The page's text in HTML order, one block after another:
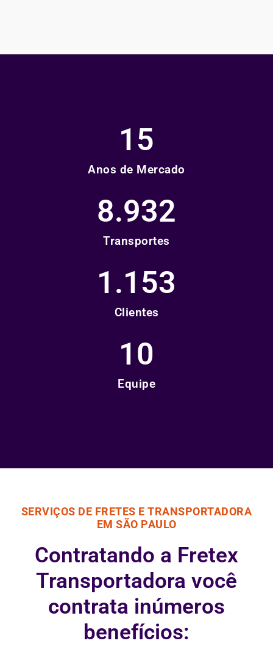
Anos de Mercado
15
Transportes
8.932
Clientes
1.153
Equipe
10
SERVIÇOS DE FRETES E TRANSPORTADORA
EM SÃO PAULO
Contratando a Fretex
Transportadora você
contrata inúmeros
benefícios: